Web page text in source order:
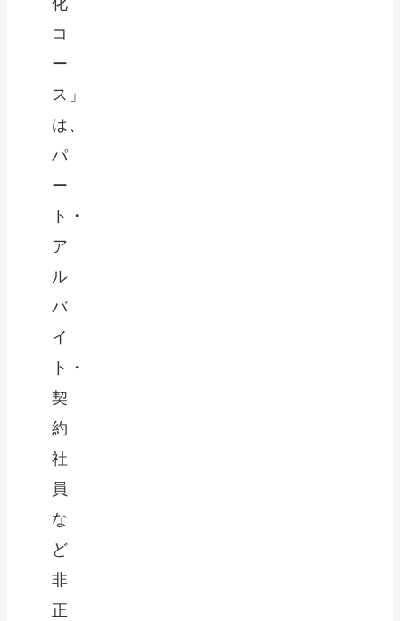
化
コ
ー
ス」
は、
パ
ー
ト・
ア
ル
バ
イ
ト・
契
約
社
員
な
ど
非
正